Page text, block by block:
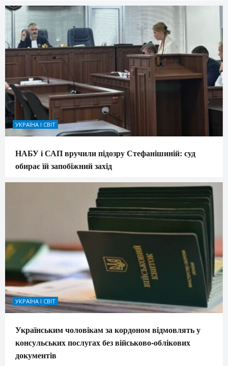
УКРАЇНА І СВІТ
НАБУ і САП вручили підозру Стефанішиній: суд
обирає їй запобіжний захід
УКРАЇНА І СВІТ
Українським чоловікам за кордоном відмовлять у
консульських послугах без військово-облікових
документів